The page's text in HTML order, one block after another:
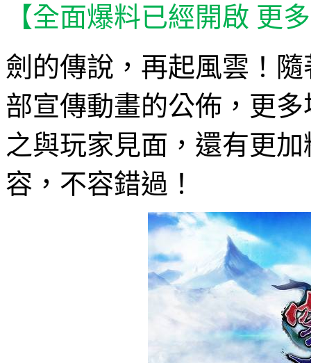
【全面爆料已經開啟 更
劍的傳說，再起風雲！
部宣傳動畫的公佈，更
之與玩家見面，還有更
容，不容錯過！